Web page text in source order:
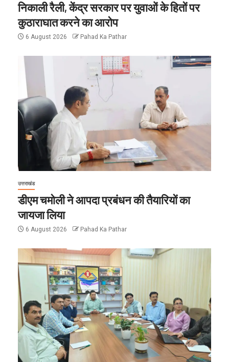
निकाली रैली, केंद्र सरकार पर युवाओं के हितों पर
कुठाराघात करने का आरोप
6 August 2026 Pahad Ka Pathar
उत्तराखंड
डीएम चमोली ने आपदा प्रबंधन की तैयारियों का
जायजा लिया
6 August 2026 Pahad Ka Pathar